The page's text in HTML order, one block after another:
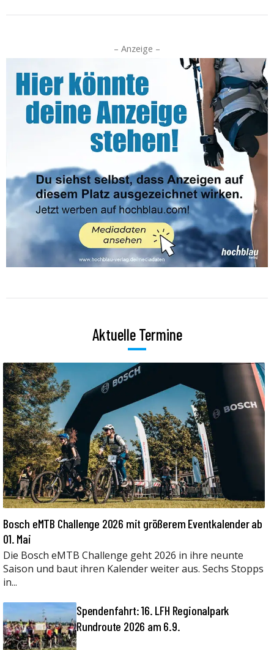
– Anzeige –
Aktuelle Termine
Bosch eMTB Challenge 2026 mit größerem Eventkalender ab
01. Mai
Die Bosch eMTB Challenge geht 2026 in ihre neunte
Saison und baut ihren Kalender weiter aus. Sechs Stopps
in...
Spendenfahrt: 16. LFH Regionalpark
Rundroute 2026 am 6.9.